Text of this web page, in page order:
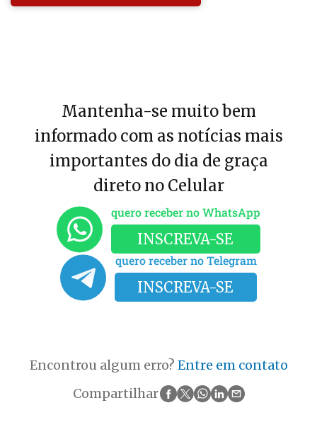
Mantenha-se muito bem
informado com as notícias mais
importantes do dia de graça
direto no Celular
quero receber no WhatsApp
INSCREVA-SE
quero receber no Telegram
INSCREVA-SE
Encontrou algum erro? Entre em contato
Compartilhar